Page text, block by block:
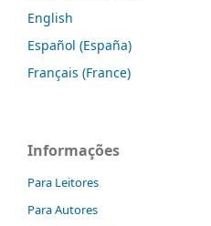
English
Español (España)
Français (France)
Informações
Para Leitores
Para Autores